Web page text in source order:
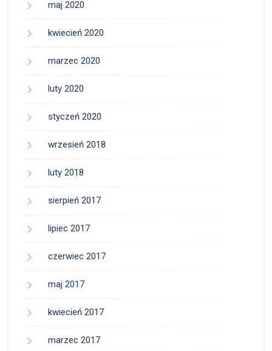
maj 2020
kwiecień 2020
marzec 2020
luty 2020
styczeń 2020
wrzesień 2018
luty 2018
sierpień 2017
lipiec 2017
czerwiec 2017
maj 2017
kwiecień 2017
marzec 2017